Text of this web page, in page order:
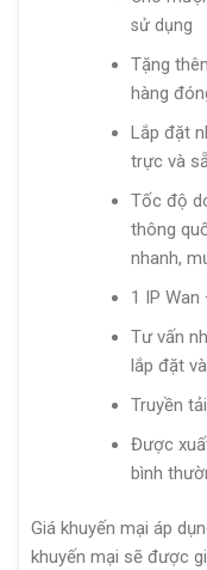
sử dụng
Tặng
hàng
Lắp đặt
trực và
Tốc độ
thông
nhanh,
1 IP Wan
Tư vấn
lắp đặt
Truyền
Được
bình
Giá khuyến mại áp
khuyến mại sẽ được